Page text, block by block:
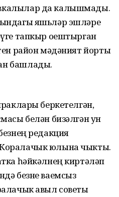
да калышмады.
яшьләр эшләре
тапкыр оештырган
район мәдәният йорты
башлады.
беркетелгән,
белән бизәлгән ун
редакция
юлына чыкты.
һәйкәлнең киртәләп
безне ваемсыз
авыл советы